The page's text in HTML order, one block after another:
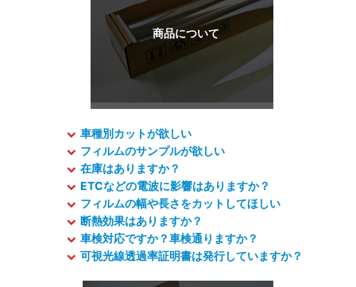
車種別カットが欲しい
フィルムのサンプルが欲しい
在庫はありますか？
ETCなどの電波に影響はありますか？
フィルムの幅や長さをカットしてほしい
断熱効果はありますか？
車検対応ですか？車検通りますか？
可視光線透過率証明書は発行していますか？